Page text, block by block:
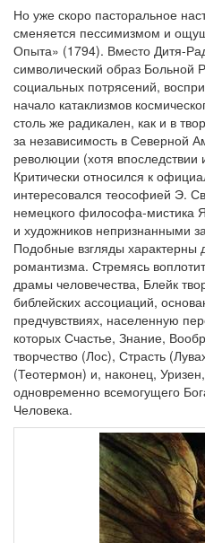
Но уже скоро пасторальное
сменяется пессимизмом и
Опыта» (1794). Вместо Дитя-
символический образ Больной
социальных потрясений,
начало катаклизмов
столь же радикален, как и в
за независимость в Северной
революции (хотя впоследствии
Критически относился к
интересовался теософией Э.
немецкого философа-мистика
и художников непризнанными
Подобные взгляды характерны
романтизма. Стремясь
драмы человечества, Блейк
библейских ассоциаций,
предчувствиях, населенную
которых Счастье, Знание,
творчество (Лос), Страсть
(Теотермон) и, наконец,
одновременно всемогущего
Человека.